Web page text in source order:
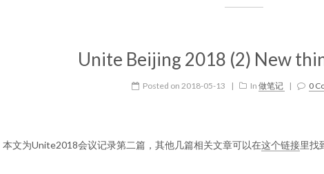
Unite Beijing 2018 (2) New
Posted on 2018-05-13 | In 做笔记 | 0
本文为Unite2018会议记录第二篇，其他几篇相关文章可以在这个链接里找